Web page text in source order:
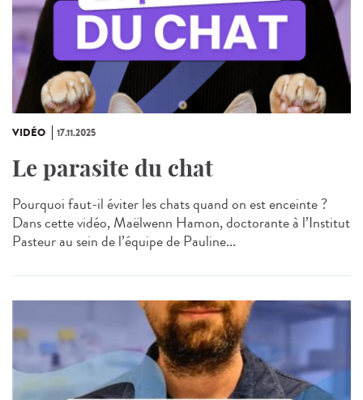
VIDÉO 17.11.2025
Le parasite du chat
Pourquoi faut-il éviter les chats quand on est enceinte ?
Dans cette vidéo, Maëlwenn Hamon, doctorante à l’Institut
Pasteur au sein de l’équipe de Pauline...